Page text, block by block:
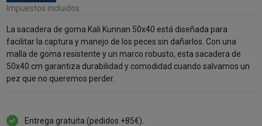
Impuestos incluidos
La sacadera de goma Kali Kunnan 50x40 está diseñada para
facilitar la captura y manejo de los peces sin dañarlos. Con una
malla de goma resistente y un marco robusto, esta sacadera de
50x40 cm garantiza durabilidad y comodidad cuando salvamos un
pez que no queremos perder.
Entrega gratuita (pedidos +85€).